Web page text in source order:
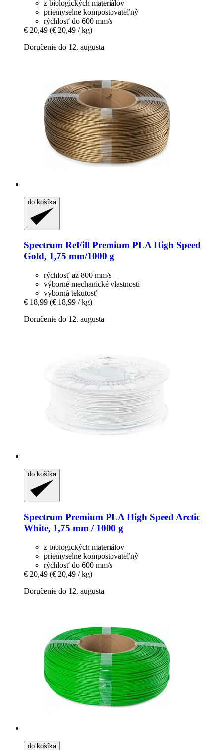
z biologických materiálov
priemyselne kompostovateľný
rýchlosť do 600 mm/s
€ 20,49 (€ 20,49 / kg)
Doručenie do 12. augusta
do košíka
Spectrum ReFill Premium PLA High Speed
Gold, 1,75 mm/1000 g
rýchlosť až 800 mm/s
výborné mechanické vlastnosti
výborná tekutosť
€ 18,99 (€ 18,99 / kg)
Doručenie do 12. augusta
do košíka
Spectrum Premium PLA High Speed Arctic
White, 1,75 mm / 1000 g
z biologických materiálov
priemyselne kompostovateľný
rýchlosť do 600 mm/s
€ 20,49 (€ 20,49 / kg)
Doručenie do 12. augusta
do košíka